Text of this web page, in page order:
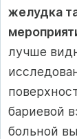
желудка
лучше
бариевой
больной